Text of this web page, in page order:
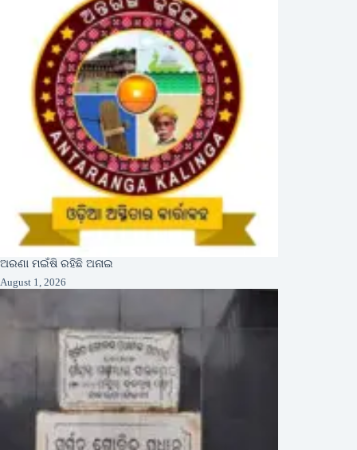
ଅରଣା ମଇଁଷି ରହିଛି ଅନାଇ
August 1, 2026